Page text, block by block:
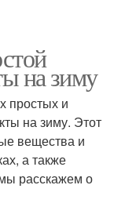
на зиму
простых и
на зиму. Этот
вещества и
а также
расскажем о